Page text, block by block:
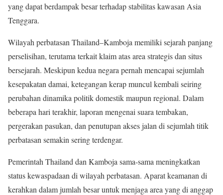
yang dapat berdampak besar terhadap stabilitas kawasan Asia
Tenggara.
Wilayah perbatasan Thailand–Kamboja memiliki sejarah panjang
perselisihan, terutama terkait klaim atas area strategis dan situs
bersejarah. Meskipun kedua negara pernah mencapai sejumlah
kesepakatan damai, ketegangan kerap muncul kembali seiring
perubahan dinamika politik domestik maupun regional. Dalam
beberapa hari terakhir, laporan mengenai suara tembakan,
pergerakan pasukan, dan penutupan akses jalan di sejumlah titik
perbatasan semakin sering terdengar.
Pemerintah Thailand dan Kamboja sama-sama meningkatkan
status kewaspadaan di wilayah perbatasan. Aparat keamanan di
kerahkan dalam jumlah besar untuk menjaga area yang di anggap